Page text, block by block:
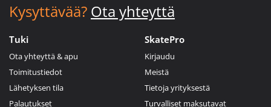
Kysyttävää? Ota yhteyttä
Tuki
Ota yhteyttä & apu
Toimitustiedot
Lähetyksen tila
Palautukset
SkatePro
Kirjaudu
Meistä
Tietoja yrityksestä
Turvalliset maksutavat